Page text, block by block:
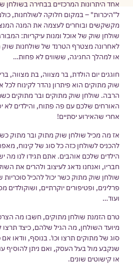
אחד היתרונות המרכזיים בבחירה
ל"היכרות" – במקום חלוקה לשולחנות,
מקשקשים ובוחרים לעצמה את המנה
שולחן שוק של אוכל ומנות עיקריות:
לאחרונה מצטרף הטרנד של שולחנות שוק
או למהלך החגיגה, ששווים לא פחות…
חוגגים יום הולדת, בר מצווה, בת מצווה,
שוק מתוקים הוא פיתרון נהדר לקינוח
הרבה. שולחן שוק מתוקים ובר מתוקים
האורחים שלכם עם פה פתוח, והילדים לא
אחרי שהאירוע יסתיים!
אז מה מכיל שולחן שוק מתוק ובר מתוק
להכניס לשולחן כזה כל סוג של קינוח,
הילדים שלכם אוהבים. אתם תגידו לנו
חבריו, ואנחנו נדאג לעיצוב ולהרים את
שולחן שוק מתוק כשר יכול להכיל סוכריות
פרלינים, ופטיפורים יוקרתיים, ושוקולדים
ועוד…
טרם הזמנת שולחן מתוקים, חשבו מה
מיועד השולחן, מה הגיל שלהם, כיצד
סוג של מתוקים תרצו וכו'. בנוסף, וודאו
שנקבע מול בעל העסק, ואם ניתן להוסיף
או קישוטים שונים.